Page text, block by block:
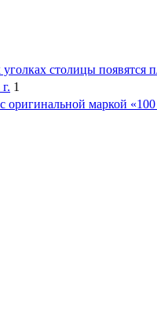
столицы появятся
1
оригинальной маркой